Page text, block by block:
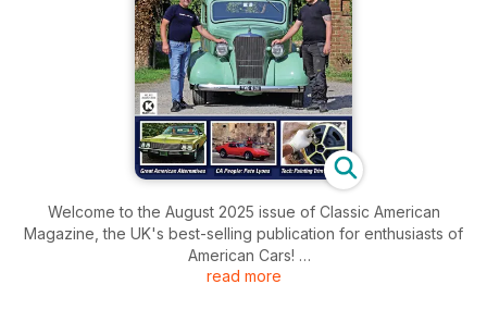
Welcome to the August 2025 issue of Classic American
Magazine, the UK's best-selling publication for enthusiasts of
American Cars!
read more